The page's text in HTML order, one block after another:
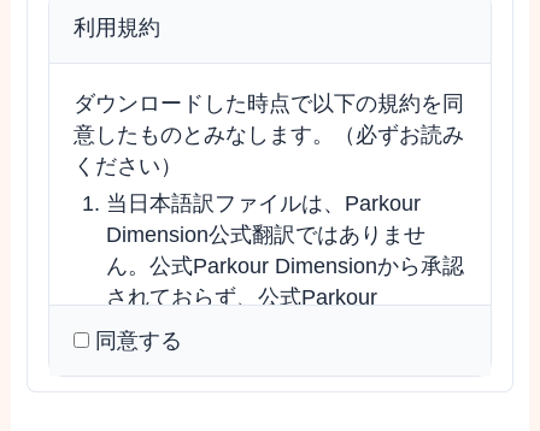
利用規約
ダウンロードした時点で以下の規約を同
意したものとみなします。（必ずお読み
ください）
当日本語訳ファイルは、Parkour
Dimension公式翻訳ではありませ
ん。公式Parkour Dimensionから承認
されておらず、公式Parkour
Dimensionとは関係なく当サイト独
自で日本語訳を行ったものです。
生成AIと手動翻訳による日本語訳の
同意する